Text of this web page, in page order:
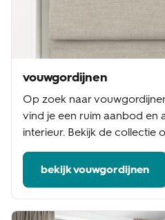
vouwgordijnen
Op zoek naar
vind je een ruim aanbod en
interieur. Bekijk de collectie
bekijk vouwgordijnen